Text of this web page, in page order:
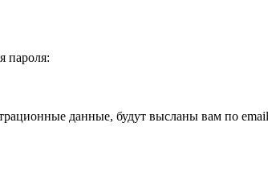
пароля:
данные, будут высланы вам по